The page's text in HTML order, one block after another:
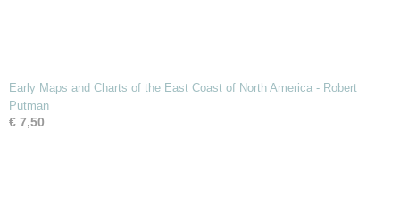
Early Maps and Charts of the East Coast of North America - Robert
Putman
€ 7,50